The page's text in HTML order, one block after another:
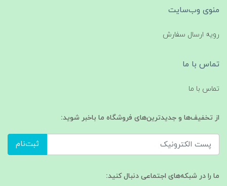
منوی وب‌سایت
رویه ارسال سفارش
تماس با ما
تماس با ما
از تخفیف‌ها و جدیدترین‌های فروشگاه ما باخبر شوید:
ثبت‌نام
ما را در شبکه‌های اجتماعی دنبال کنید: